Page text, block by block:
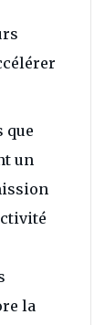
que
un
la